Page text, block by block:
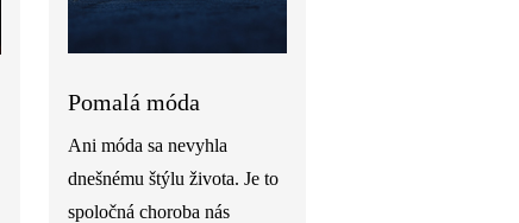
Pomalá móda
Ani móda sa nevyhla
dnešnému štýlu života. Je to
spoločná choroba nás